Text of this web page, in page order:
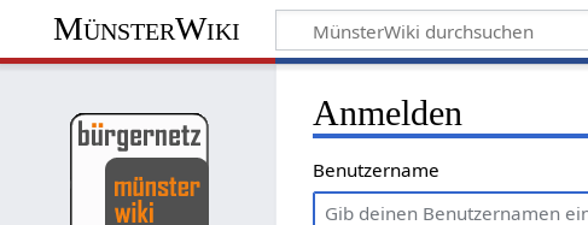
MünsterWiki
Anmelden
Benutzername